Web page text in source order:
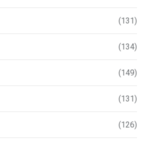
(131)
(134)
(149)
(131)
(126)